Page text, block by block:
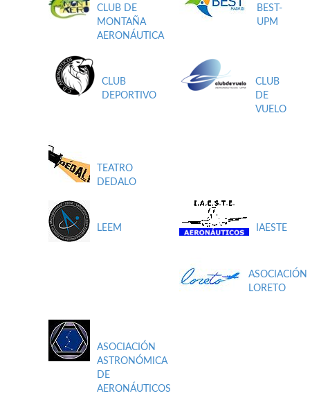
CLUB DE
MONTAÑA
AERONÁUTICA
BEST-
UPM
CLUB
DEPORTIVO
CLUB
DE
VUELO
TEATRO
DEDALO
LEEM IAESTE
ASOCIACIÓN
LORETO
ASOCIACIÓN
ASTRONÓMICA
DE
AERONÁUTICOS